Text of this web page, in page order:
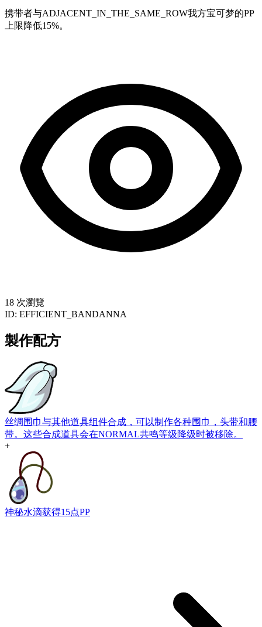
携带者与ADJACENT_IN_THE_SAME_ROW我方宝可梦的PP
上限降低15%。
18 次瀏覽
ID: EFFICIENT_BANDANNA
製作配方
丝绸围巾与其他道具组件合成，可以制作各种围巾，头带和腰
带。这些合成道具会在NORMAL共鸣等级降级时被移除。
+
神秘水滴获得15点PP